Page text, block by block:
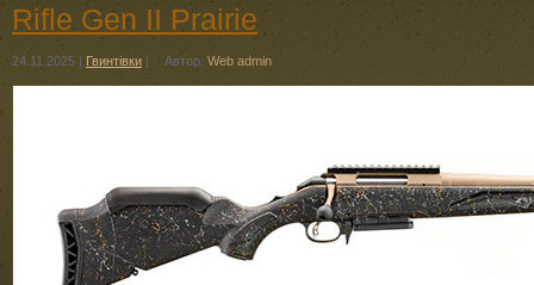
Rifle Gen II Prairie
24.11.2025 | Гвинтівки | Автор: Web admin